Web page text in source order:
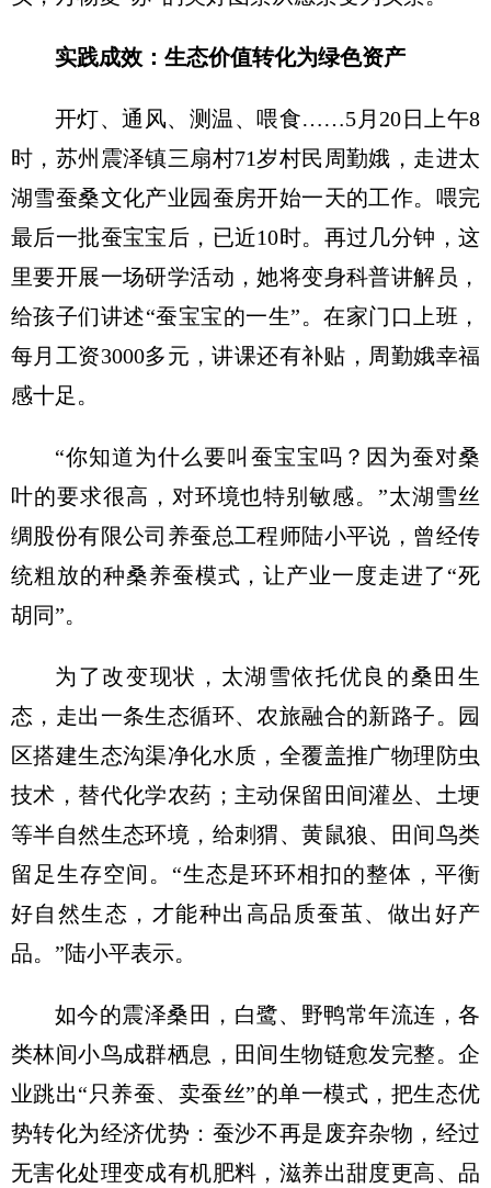
实践成效：生态价值转化为绿色资产
开灯、通风、测温、喂食……5月20日上午8
时，苏州震泽镇三扇村71岁村民周勤娥，走进太
湖雪蚕桑文化产业园蚕房开始一天的工作。喂完
最后一批蚕宝宝后，已近10时。再过几分钟，这
里要开展一场研学活动，她将变身科普讲解员，
给孩子们讲述“蚕宝宝的一生”。在家门口上班，
每月工资3000多元，讲课还有补贴，周勤娥幸福
感十足。
“你知道为什么要叫蚕宝宝吗？因为蚕对桑
叶的要求很高，对环境也特别敏感。”太湖雪丝
绸股份有限公司养蚕总工程师陆小平说，曾经传
统粗放的种桑养蚕模式，让产业一度走进了“死
胡同”。
为了改变现状，太湖雪依托优良的桑田生
态，走出一条生态循环、农旅融合的新路子。园
区搭建生态沟渠净化水质，全覆盖推广物理防虫
技术，替代化学农药；主动保留田间灌丛、土埂
等半自然生态环境，给刺猬、黄鼠狼、田间鸟类
留足生存空间。“生态是环环相扣的整体，平衡
好自然生态，才能种出高品质蚕茧、做出好产
品。”陆小平表示。
如今的震泽桑田，白鹭、野鸭常年流连，各
类林间小鸟成群栖息，田间生物链愈发完整。企
业跳出“只养蚕、卖蚕丝”的单一模式，把生态优
势转化为经济优势：蚕沙不再是废弃杂物，经过
无害化处理变成有机肥料，滋养出甜度更高、品